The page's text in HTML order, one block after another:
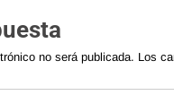
no será publicada. Los